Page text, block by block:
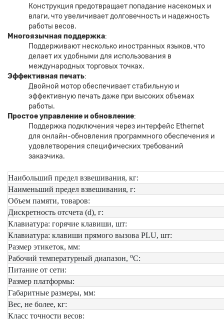
Конструкция предотвращает попадание насекомых и
влаги, что увеличивает долговечность и надежность
работы весов.
Многоязычная поддержка:
Поддерживают несколько иностранных языков, что
делает их удобными для использования в
международных торговых точках.
Эффективная печать:
Двойной мотор обеспечивает стабильную и
эффективную печать даже при высоких объемах
работы.
Простое управление и обновление:
Поддержка подключения через интерфейс Ethernet
для онлайн-обновления программного обеспечения и
удовлетворения специфических требований
заказчика.
Наибольший предел взвешивания, кг:
Наименьший предел взвешивания, г:
Объем памяти, товаров:
Дискретность отсчета (d), г:
Клавиатура: горячие клавиши, шт:
Клавиатура: клавиши прямого вызова PLU, шт:
Размер этикеток, мм:
Рабочий температурный диапазон, оС:
Питание от сети:
Размер платформы:
Габаритные размеры, мм:
Вес, не более, кг:
Класс точности весов: